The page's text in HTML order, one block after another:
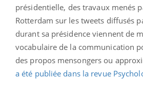
présidentielle, des travaux menés
Rotterdam sur les tweets diffusés
durant sa présidence viennent de
vocabulaire de la communication
des propos mensongers ou
a été publiée dans la revue